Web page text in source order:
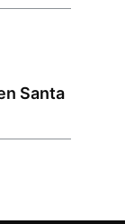
Santa